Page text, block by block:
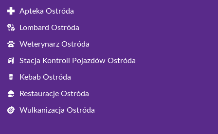
Apteka Ostróda
Lombard Ostróda
Weterynarz Ostróda
Stacja Kontroli Pojazdów Ostróda
Kebab Ostróda
Restauracje Ostróda
Wulkanizacja Ostróda